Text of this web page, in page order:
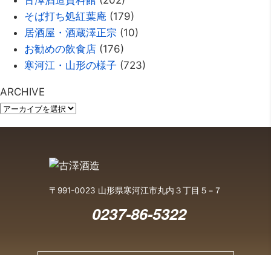
そば打ち処紅葉庵 (179)
居酒屋・酒蔵澤正宗 (10)
お勧めの飲食店 (176)
寒河江・山形の様子 (723)
ARCHIVE
〒991-0023 山形県寒河江市丸内３丁目５−７
0237-86-5322